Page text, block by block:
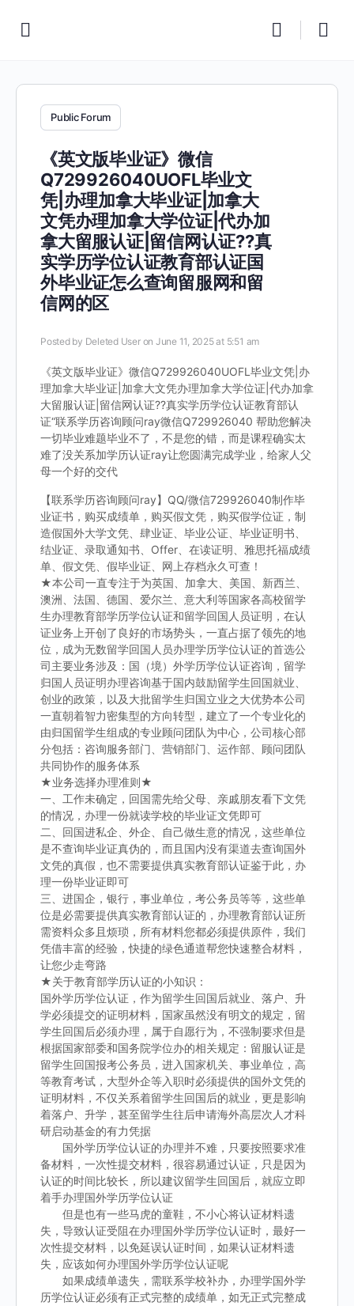
Public Forum
《英文版毕业证》微信
Q729926040UOFL毕业文
凭|办理加拿大毕业证|加拿大
文凭办理加拿大学位证|代办加
拿大留服认证|留信网认证??真
实学历学位认证教育部认证国
外毕业证怎么查询留服网和留
信网的区
Posted by Deleted User on June 11, 2025 at 5:51 am
《英文版毕业证》微信Q729926040UOFL毕业文凭|办
理加拿大毕业证|加拿大文凭办理加拿大学位证|代办加拿
大留服认证|留信网认证??真实学历学位认证教育部认
证“联系学历咨询顾问ray微信Q729926040 帮助您解决
一切毕业难题毕业不了，不是您的错，而是课程确实太
难了没关系加学历认证ray让您圆满完成学业，给家人父
母一个好的交代
【联系学历咨询顾问ray】QQ/微信729926040制作毕
业证书，购买成绩单，购买假文凭，购买假学位证，制
造假国外大学文凭、肆业证、毕业公证、毕业证明书、
结业证、录取通知书、Offer、在读证明、雅思托福成绩
单、假文凭、假毕业证、网上存档永久可查！
★本公司一直专注于为英国、加拿大、美国、新西兰、
澳洲、法国、德国、爱尔兰、意大利等国家各高校留学
生办理教育部学历学位认证和留学回国人员证明，在认
证业务上开创了良好的市场势头，一直占据了领先的地
位，成为无数留学回国人员办理学历学位认证的首选公
司主要业务涉及：国（境）外学历学位认证咨询，留学
归国人员证明办理咨询基于国内鼓励留学生回国就业、
创业的政策，以及大批留学生归国立业之大优势本公司
一直朝着智力密集型的方向转型，建立了一个专业化的
由归国留学生组成的专业顾问团队为中心，公司核心部
分包括：咨询服务部门、营销部门、运作部、顾问团队
共同协作的服务体系
★业务选择办理准则★
一、工作未确定，回国需先给父母、亲戚朋友看下文凭
的情况，办理一份就读学校的毕业证文凭即可
二、回国进私企、外企、自己做生意的情况，这些单位
是不查询毕业证真伪的，而且国内没有渠道去查询国外
文凭的真假，也不需要提供真实教育部认证鉴于此，办
理一份毕业证即可
三、进国企，银行，事业单位，考公务员等等，这些单
位是必需要提供真实教育部认证的，办理教育部认证所
需资料众多且烦琐，所有材料您都必须提供原件，我们
凭借丰富的经验，快捷的绿色通道帮您快速整合材料，
让您少走弯路
★关于教育部学历认证的小知识：
国外学历学位认证，作为留学生回国后就业、落户、升
学必须提交的证明材料，国家虽然没有明文的规定，留
学生回国后必须办理，属于自愿行为，不强制要求但是
根据国家部委和国务院学位办的相关规定：留服认证是
留学生回国报考公务员，进入国家机关、事业单位，高
等教育考试，大型外企等入职时必须提供的国外文凭的
证明材料，不仅关系着留学生回国后的就业，更是影响
着落户、升学，甚至留学生往后申请海外高层次人才科
研启动基金的有力凭据
国外学历学位认证的办理并不难，只要按照要求准
备材料，一次性提交材料，很容易通过认证，只是因为
认证的时间比较长，所以建议留学生回国后，就应立即
着手办理国外学历学位认证
但是也有一些马虎的童鞋，不小心将认证材料遗
失，导致认证受阻在办理国外学历学位认证时，最好一
次性提交材料，以免延误认证时间，如果认证材料遗
失，应该如何办理国外学历学位认证呢
如果成绩单遗失，需联系学校补办，办理学国外学
历学位认证必须有正式完整的成绩单，如无正式完整成